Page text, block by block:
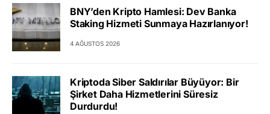
BNY’den Kripto Hamlesi: Dev Banka
Staking Hizmeti Sunmaya Hazırlanıyor!
4 AĞUSTOS 2026
Kriptoda Siber Saldırılar Büyüyor: Bir
Şirket Daha Hizmetlerini Süresiz
Durdurdu!